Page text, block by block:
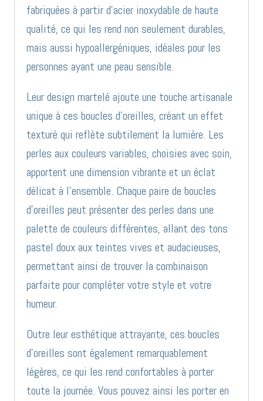
fabriquées à partir d’acier inoxydable de haute
qualité, ce qui les rend non seulement durables,
mais aussi hypoallergéniques, idéales pour les
personnes ayant une peau sensible.
Leur design martelé ajoute une touche artisanale
unique à ces boucles d’oreilles, créant un effet
texturé qui reflète subtilement la lumière. Les
perles aux couleurs variables, choisies avec soin,
apportent une dimension vibrante et un éclat
délicat à l’ensemble. Chaque paire de boucles
d’oreilles peut présenter des perles dans une
palette de couleurs différentes, allant des tons
pastel doux aux teintes vives et audacieuses,
permettant ainsi de trouver la combinaison
parfaite pour compléter votre style et votre
humeur.
Outre leur esthétique attrayante, ces boucles
d’oreilles sont également remarquablement
légères, ce qui les rend confortables à porter
toute la journée. Vous pouvez ainsi les porter en